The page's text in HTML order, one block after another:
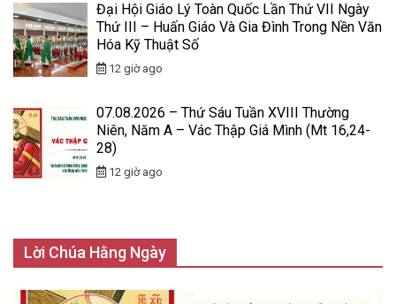
Đại Hội Giáo Lý Toàn Quốc Lần Thứ VII Ngày
Thứ III – Huấn Giáo Và Gia Đình Trong Nền Văn
Hóa Kỹ Thuật Số
12 giờ ago
07.08.2026 – Thứ Sáu Tuần XVIII Thường
Niên, Năm A – Vác Thập Giá Mình (Mt 16,24-
28)
12 giờ ago
Lời Chúa Hằng Ngày